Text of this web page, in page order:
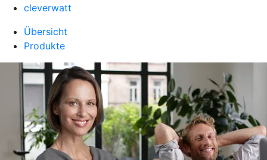
cleverwatt
Übersicht
Produkte